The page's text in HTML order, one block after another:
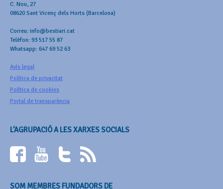
C. Nou, 27
08620 Sant Vicenç dels Horts (Barcelona)
Correu: info@bestiari.cat
Telèfon: 93 517 55 87
Whatsapp: 647 69 52 63
Avís legal
Política de privacitat
Política de cookies
Portal de transparència
L’AGRUPACIÓ A LES XARXES SOCIALS
SOM MEMBRES FUNDADORS DE